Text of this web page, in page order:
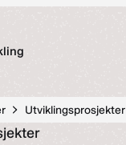
Utviklingsprosjekter